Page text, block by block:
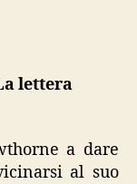
lettera
a dare
al suo